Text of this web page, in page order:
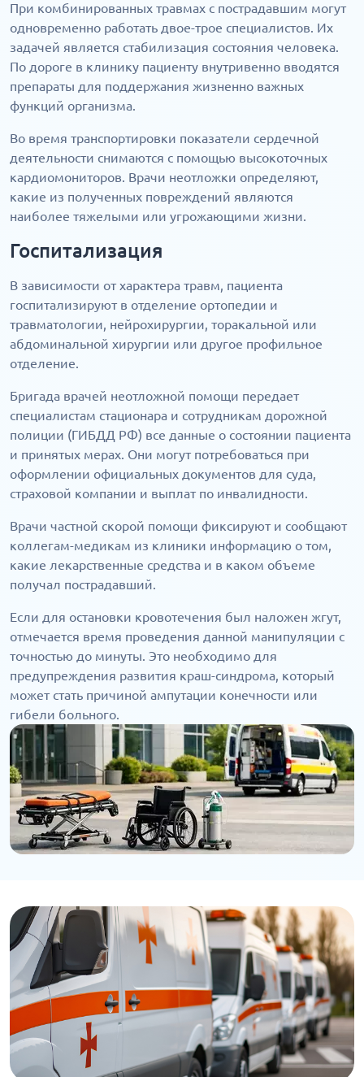
При комбинированных травмах с пострадавшим могут
одновременно работать двое-трое специалистов. Их
задачей является стабилизация состояния человека.
По дороге в клинику пациенту внутривенно вводятся
препараты для поддержания жизненно важных
функций организма.
Во время транспортировки показатели сердечной
деятельности снимаются с помощью высокоточных
кардиомониторов. Врачи неотложки определяют,
какие из полученных повреждений являются
наиболее тяжелыми или угрожающими жизни.
Госпитализация
В зависимости от характера травм, пациента
госпитализируют в отделение ортопедии и
травматологии, нейрохирургии, торакальной или
абдоминальной хирургии или другое профильное
отделение.
Бригада врачей неотложной помощи передает
специалистам стационара и сотрудникам дорожной
полиции (ГИБДД РФ) все данные о состоянии пациента
и принятых мерах. Они могут потребоваться при
оформлении официальных документов для суда,
страховой компании и выплат по инвалидности.
Врачи частной скорой помощи фиксируют и сообщают
коллегам-медикам из клиники информацию о том,
какие лекарственные средства и в каком объеме
получал пострадавший.
Если для остановки кровотечения был наложен жгут,
отмечается время проведения данной манипуляции с
точностью до минуты. Это необходимо для
предупреждения развития краш-синдрома, который
может стать причиной ампутации конечности или
гибели больного.